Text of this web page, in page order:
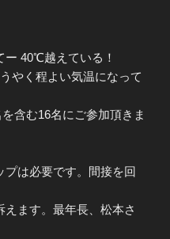
40℃越えている！
やく程よい気温になって
含む16名にご参加頂きま
は必要です。間接を回
ます。最年長、松本さ